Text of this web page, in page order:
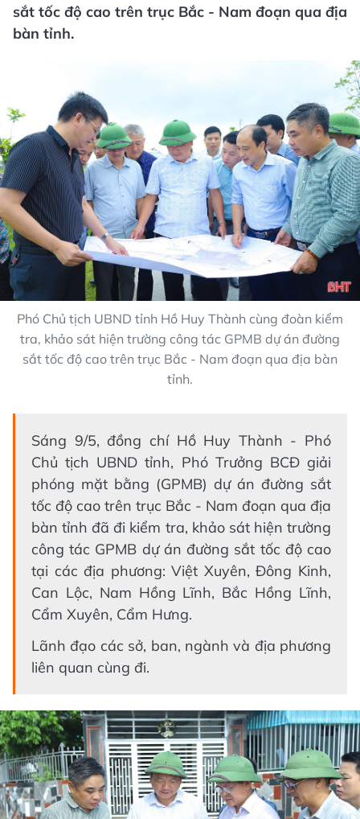
sắt tốc độ cao trên trục Bắc - Nam đoạn qua địa
bàn tỉnh.
Phó Chủ tịch UBND tỉnh Hồ Huy Thành cùng đoàn kiểm
tra, khảo sát hiện trường công tác GPMB dự án đường
sắt tốc độ cao trên trục Bắc - Nam đoạn qua địa bàn
tỉnh.
Sáng 9/5, đồng chí Hồ Huy Thành - Phó
Chủ tịch UBND tỉnh, Phó Trưởng BCĐ giải
phóng mặt bằng (GPMB) dự án đường sắt
tốc độ cao trên trục Bắc - Nam đoạn qua địa
bàn tỉnh đã đi kiểm tra, khảo sát hiện trường
công tác GPMB dự án đường sắt tốc độ cao
tại các địa phương: Việt Xuyên, Đông Kinh,
Can Lộc, Nam Hồng Lĩnh, Bắc Hồng Lĩnh,
Cẩm Xuyên, Cẩm Hưng.
Lãnh đạo các sở, ban, ngành và địa phương
liên quan cùng đi.